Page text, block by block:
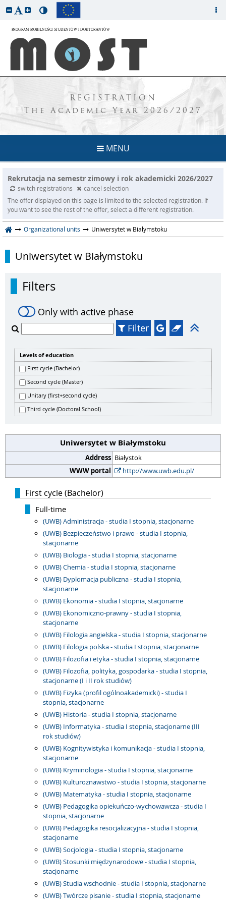
REGISTRATION
The Academic Year 2026/2027
MENU
Rekrutacja na semestr zimowy i rok akademicki 2026/2027
switch registrations
cancel selection
The offer displayed on this page is limited to the selected registration. If
you want to see the rest of the offer, select a different registration.
Organizational units Uniwersytet w Białymstoku
Uniwersytet w Białymstoku
Filters
Only with active phase
Filter
Levels of education
First cycle (Bachelor)
Second cycle (Master)
Unitary (first+second cycle)
Third cycle (Doctoral School)
Uniwersytet w Białymstoku
Address Białystok
WWW portal
http://www.uwb.edu.pl/
First cycle (Bachelor)
Full-time
(UWB) Administracja - studia I stopnia, stacjonarne
(UWB) Bezpieczeństwo i prawo - studia I stopnia,
stacjonarne
(UWB) Biologia - studia I stopnia, stacjonarne
(UWB) Chemia - studia I stopnia, stacjonarne
(UWB) Dyplomacja publiczna - studia I stopnia,
stacjonarne
(UWB) Ekonomia - studia I stopnia, stacjonarne
(UWB) Ekonomiczno-prawny - studia I stopnia,
stacjonarne
(UWB) Filologia angielska - studia I stopnia, stacjonarne
(UWB) Filologia polska - studia I stopnia, stacjonarne
(UWB) Filozofia i etyka - studia I stopnia, stacjonarne
(UWB) Filozofia, polityka, gospodarka - studia I stopnia,
stacjonarne (I i II rok studiów)
(UWB) Fizyka (profil ogólnoakademicki) - studia I
stopnia, stacjonarne
(UWB) Historia - studia I stopnia, stacjonarne
(UWB) Informatyka - studia I stopnia, stacjonarne (III
rok studiów)
(UWB) Kognitywistyka i komunikacja - studia I stopnia,
stacjonarne
(UWB) Kryminologia - studia I stopnia, stacjonarne
(UWB) Kulturoznawstwo - studia I stopnia, stacjonarne
(UWB) Matematyka - studia I stopnia, stacjonarne
(UWB) Pedagogika opiekuńczo-wychowawcza - studia I
stopnia, stacjonarne
(UWB) Pedagogika resocjalizacyjna - studia I stopnia,
stacjonarne
(UWB) Socjologia - studia I stopnia, stacjonarne
(UWB) Stosunki międzynarodowe - studia I stopnia,
stacjonarne
(UWB) Studia wschodnie - studia I stopnia, stacjonarne
(UWB) Twórcze pisanie - studia I stopnia, stacjonarne